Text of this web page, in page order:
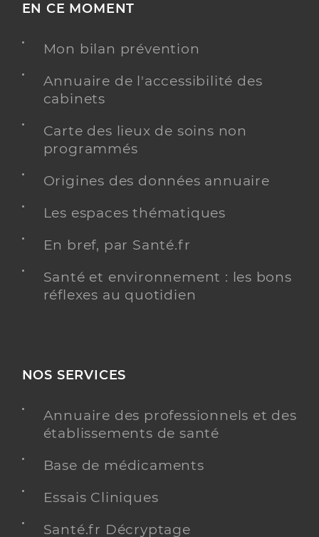
EN CE MOMENT
Mon bilan prévention
Annuaire de l'accessibilité des
cabinets
Carte des lieux de soins non
programmés
Origines des données annuaire
Les espaces thématiques
En bref, par Santé.fr
Santé et environnement : les bons
réflexes au quotidien
NOS SERVICES
Annuaire des professionnels et des
établissements de santé
Base de médicaments
Essais Cliniques
Santé.fr Décryptage